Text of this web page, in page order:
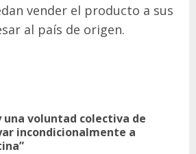
vender el producto a sus
al país de origen.
una voluntad colectiva de
incondicionalmente a